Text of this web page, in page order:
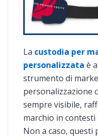
La custodia per
personalizzata è
strumento di
personalizzazione
sempre visibile,
marchio in
Non a caso,